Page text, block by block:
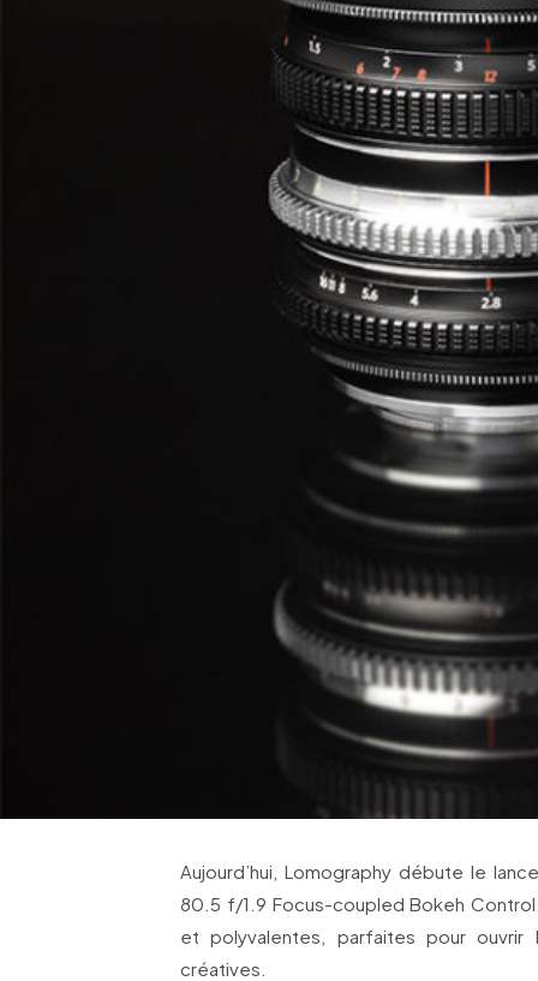
Aujourd’hui, Lomography débute le
80.5 f/1.9 Focus-coupled Bokeh
et polyvalentes, parfaites pour
créatives.